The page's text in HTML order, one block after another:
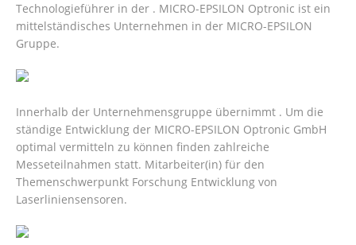
Technologieführer in der . MICRO-EPSILON Optronic ist ein
mittelständisches Unternehmen in der MICRO-EPSILON
Gruppe.
Innerhalb der Unternehmensgruppe übernimmt . Um die
ständige Entwicklung der MICRO-EPSILON Optronic GmbH
optimal vermitteln zu können finden zahlreiche
Messeteilnahmen statt. Mitarbeiter(in) für den
Themenschwerpunkt Forschung Entwicklung von
Laserliniensensoren.